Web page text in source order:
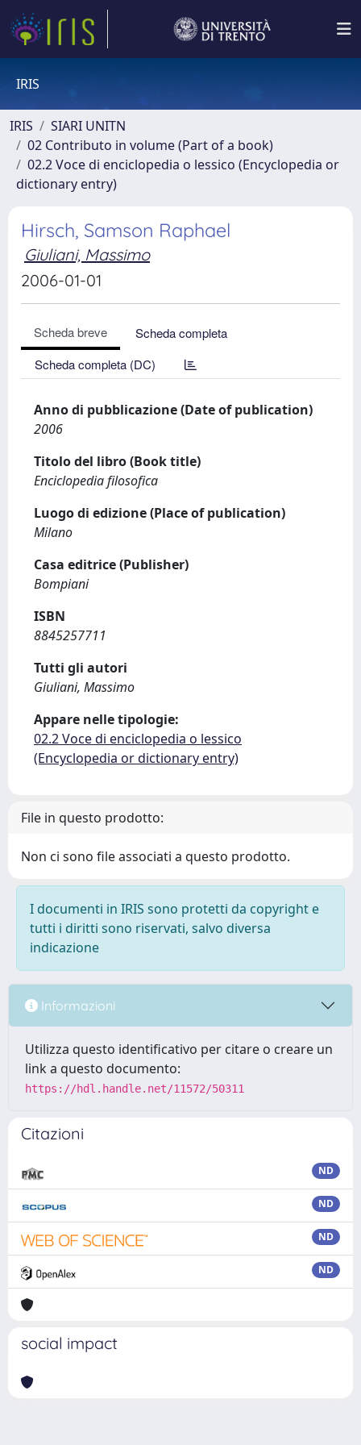
IRIS
IRIS
SIARI UNITN
02 Contributo in volume (Part of a book)
02.2 Voce di enciclopedia o lessico (Encyclopedia or
dictionary entry)
Hirsch, Samson Raphael
Giuliani, Massimo
2006-01-01
Scheda breve
Scheda completa
Scheda completa (DC)
Anno di pubblicazione (Date of publication)
2006
Titolo del libro (Book title)
Enciclopedia filosofica
Luogo di edizione (Place of publication)
Milano
Casa editrice (Publisher)
Bompiani
ISBN
8845257711
Tutti gli autori
Giuliani, Massimo
Appare nelle tipologie:
02.2 Voce di enciclopedia o lessico
(Encyclopedia or dictionary entry)
File in questo prodotto:
Non ci sono file associati a questo prodotto.
I documenti in IRIS sono protetti da copyright e
tutti i diritti sono riservati, salvo diversa
indicazione
Informazioni
Utilizza questo identificativo per citare o creare un
link a questo documento:
https://hdl.handle.net/11572/50311
Citazioni
ND
ND
ND
ND
social impact